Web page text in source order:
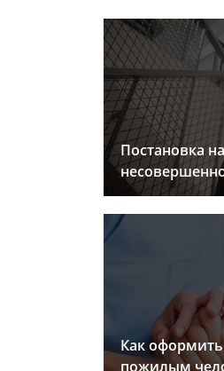
Постановка
Как
пожилым